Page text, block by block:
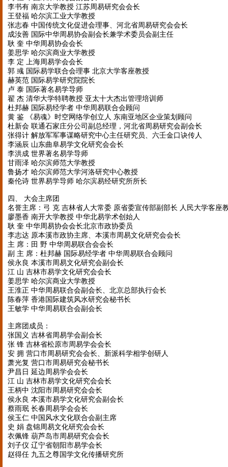
李书有 南京大学教授 江苏周易研究会会长
王登福 哈尔滨工业大学教授
张志春 中国传统文化促进会理事、河北省周易研究会会长
成汝善 国际中华周易协会副会长兼学术委员会副主任
耿 奎 中华周易协会会长
姜思学 哈尔滨商业大学教授
李 定 上海周易学会会长
郭 彧 国际易学联合会理事 北京大学客座教授
赫英范 国际易学研究院院长
卢 泰 国际著名易学导师
翟 杰 清华大学特聘教授 亚太十大杰出管理培训师
杜邦赫 国际易经学者 中华周易联合会顾问
黄 鉴 《易魂》时空网络学创立人 东南亚地区企业策划顾问
杜新会 联通石家庄分公司副总经理，河北省周易研究会副会长
张得计 解放军军事谋略研究中心主任研究员、六壬金口诀传人
李涵辰 山东曲阜易学文化研究会会长
李洪成 世界著名易学导师
甘雨泽 哈尔滨师范大学教授
鲁扬才 哈尔滨师范大学河洛研究中心教授
秦伦诗 世界易学导师 哈尔滨易经研究所所长
四、 大会主席团
名誉主席：弓 克 吉林省人大常委 原省委宣传部副部长 人民大学客座
廖墨香 南开大学教授 中华北易学术创始人
耿 奎 中华周易协会会长北京市政协委员
李志达 原本溪市政协主席、本溪市周易文化研究会会长
主 席：田 野 中华周易联合会会长
副 主 席：杜邦赫 国际易经学者 中华周易联合会顾问
侯永良 本溪市周易文化研究会副会长
江 山 吉林市易学文化研究会会长
姜思学 哈尔滨商业大学教授
王淮正 中华周易联合会副会长、北京总部执行会长
陈春萍 香港国际建筑风水研究会秘书长
王敏学 中华周易联合会副会长
主席团成员：
张国义 吉林省周易学会副会长
张 锋 吉林省松原市周易学会会长
安 拥 营口市周易研究会会长、新派科学相学创研人
萧光复 营口市周易研究会秘书长
尹昌日 延边周易学会会长
江 山 吉林市易学文化研究会会长
王柄中 沈阳市周易研究会会长
侯永良 本溪市易学文化研究会副会长
蔡雨珉 长春周易学会会长
侯玉仁 中国风水文化联合会副主席
史 娟 盘锦周易文化研究会会长
衣佩锋 葫芦岛市周易研究会会长
刘子仪 辽宁省朝阳市易学会长
赵得任 九五之尊国学文化传播研究所